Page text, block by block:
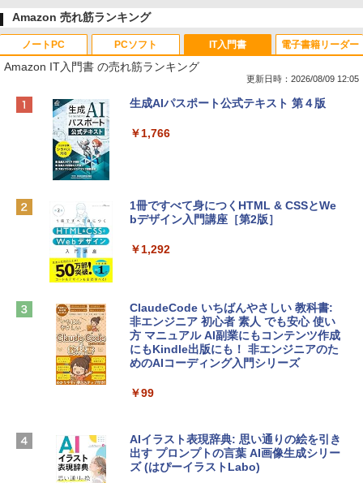
Amazon 売れ筋ランキング
ノートPC
Apple 2026 MacBook Neo A18 Proチッ
e Intelligenceのために設計、Liquid Ret
￥119,800
tomtoc 360°保護 15.6 16インチ パソコ
￥2,952
Apple 2026 MacBook Air M5チップ搭載
13インチノートブック：AIとApple Intell
スプレイ、16GBユニファイドメモリ、1
D - ミッドナイト
￥278,800
PCソフト
Robloxギフトカード - 800 Robux 【限
インゲームコード】 ロブロックス | オン
Robloxギフトカード - 1000 Robux 【限
インゲームコード】 ロブロックス |オン
Robloxギフトカード - 2,000 Robux 【限
定バーチャルアイテムを含む】 【オンラ
インゲームコード】 ロブロックス | オン
Microsoft Office Home & Business 202
4(最新 永続版)|オンラインコード版|Wind
IT入門書
Amazon IT入門書 の売れ筋ランキング
更新日時：2026/08/09 12:05
生成AIパスポート公式テキスト 第４版
￥1,766
1冊ですべて身につくHTML & CSSとWe
bデザイン入門講座［第2版］
￥1,292
ClaudeCode いちばんやさしい 教科書:
非エンジニア 初心者 素人 でも安心 使い
方 マニュアル AI副業にもコンテンツ作成
にもKindle出版にも！ 非エンジニアのた
めのAIコーディング入門シリーズ
￥99
AIイラスト表現辞典: 思い通りの絵を引き
出す プロンプトの言葉 AI画像生成シリー
ズ (はぴーイラストLabo)
電子書籍リーダー